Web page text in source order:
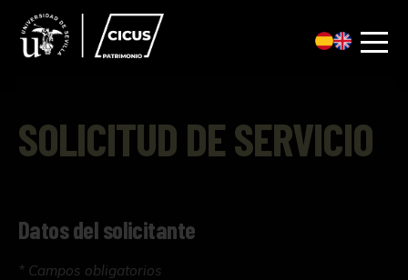
SOLICITUD DE SERVICIO
Datos del solicitante
* Campos obligatorios